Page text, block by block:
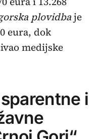
plovidbaje
eura, dok
medijske
i